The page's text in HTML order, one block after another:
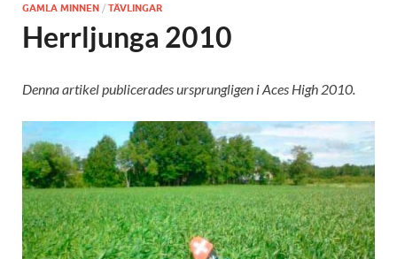
GAMLA MINNEN / TÄVLINGAR
Herrljunga 2010
Denna artikel publicerades ursprungligen i Aces High 2010.